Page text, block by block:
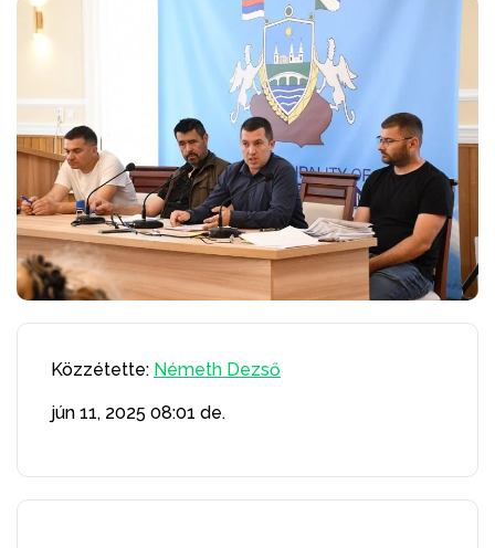
Közzétette: Németh Dezső
jún 11, 2025 08:01 de.